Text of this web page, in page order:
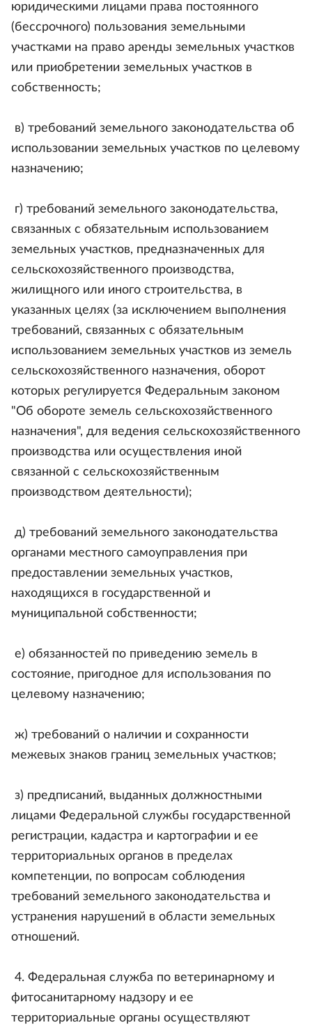
юридическими лицами права постоянного
(бессрочного) пользования земельными
участками на право аренды земельных участков
или приобретении земельных участков в
собственность;
в) требований земельного законодательства об
использовании земельных участков по целевому
назначению;
г) требований земельного законодательства,
связанных с обязательным использованием
земельных участков, предназначенных для
сельскохозяйственного производства,
жилищного или иного строительства, в
указанных целях (за исключением выполнения
требований, связанных с обязательным
использованием земельных участков из земель
сельскохозяйственного назначения, оборот
которых регулируется Федеральным законом
"Об обороте земель сельскохозяйственного
назначения", для ведения сельскохозяйственного
производства или осуществления иной
связанной с сельскохозяйственным
производством деятельности);
д) требований земельного законодательства
органами местного самоуправления при
предоставлении земельных участков,
находящихся в государственной и
муниципальной собственности;
е) обязанностей по приведению земель в
состояние, пригодное для использования по
целевому назначению;
ж) требований о наличии и сохранности
межевых знаков границ земельных участков;
з) предписаний, выданных должностными
лицами Федеральной службы государственной
регистрации, кадастра и картографии и ее
территориальных органов в пределах
компетенции, по вопросам соблюдения
требований земельного законодательства и
устранения нарушений в области земельных
отношений.
4. Федеральная служба по ветеринарному и
фитосанитарному надзору и ее
территориальные органы осуществляют